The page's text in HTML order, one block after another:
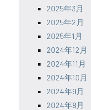
2025年3月
2025年2月
2025年1月
2024年12月
2024年11月
2024年10月
2024年9月
2024年8月